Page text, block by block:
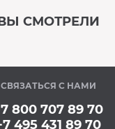
СМОТРЕЛИ
В наличии
СВЯЗАТЬСЯ С НАМИ
800 707 89 70
495 431 89 70